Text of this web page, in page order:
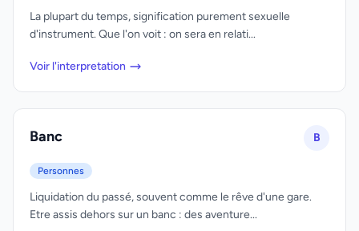
La plupart du temps, signification purement sexuelle
d'instrument. Que l'on voit : on sera en relati...
Voir l'interpretation
Banc B
Personnes
Liquidation du passé, souvent comme le rêve d'une gare.
Etre assis dehors sur un banc : des aventure...